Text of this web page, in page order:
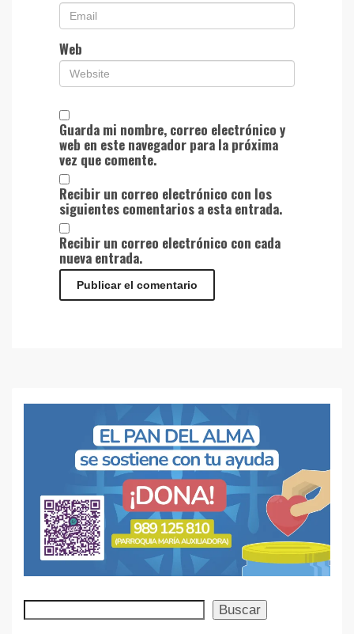
Web
Guarda mi nombre, correo electrónico y
web en este navegador para la próxima
vez que comente.
Recibir un correo electrónico con los
siguientes comentarios a esta entrada.
Recibir un correo electrónico con cada
nueva entrada.
Buscar Buscar